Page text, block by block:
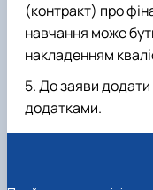
(контракт) про
навчання може
накладенням
До заяви додати
додатками.